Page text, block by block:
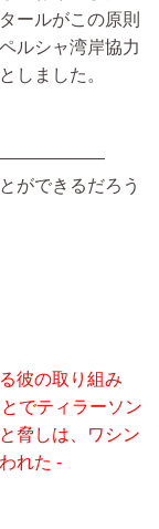
ールがこの原則
ルシャ湾岸協力
しました。
ができるだろう
彼の取り組み
でティラーソン
脅しは、ワシン
れた -